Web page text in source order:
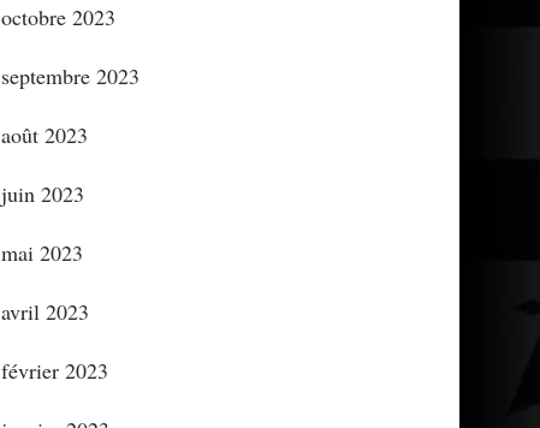
octobre 2023
septembre 2023
août 2023
juin 2023
mai 2023
avril 2023
février 2023